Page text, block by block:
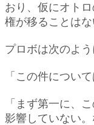
おり、仮にオト
権が移ることはな
プロボは次のよう
「この件につい
「まず第一に、
影響していない